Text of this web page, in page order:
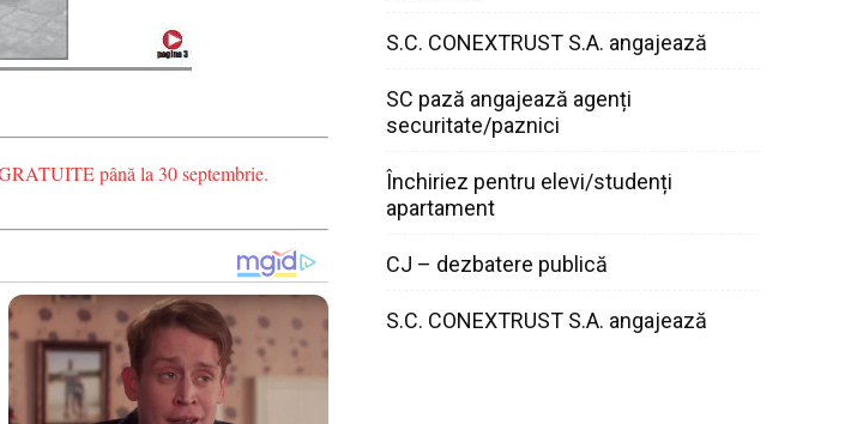
până la 30 septembrie.
S.C. CONEXTRUST S.A. angajează
SC pază angajează agenți
securitate/paznici
Închiriez pentru elevi/studenți
apartament
CJ – dezbatere publică
S.C. CONEXTRUST S.A. angajează